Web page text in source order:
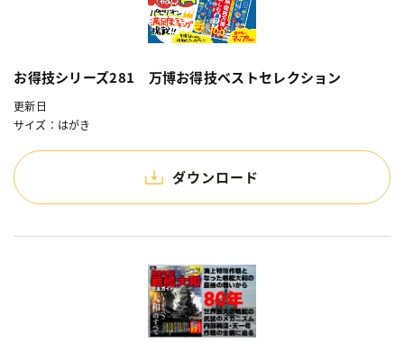
お得技シリーズ281 万博お得技ベストセレクション
更新日
サイズ：はがき
ダウンロード